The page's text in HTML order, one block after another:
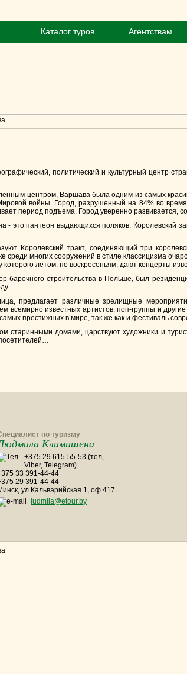
Каталог туров Агентствам
политический и культурный центр
центром, Варшава была одним из самых
войны. Город, разрушенный на 84% во
период подъема. Город уверенно развивается,
- это пантеон выдающихся поляков. Королевский
Королевский тракт, соединяющий три
среди многих сооружений в стиле классицизма
летом, по воскресеньям, дают концерты
барочного строительства в Польше, был
предлагает различные зрелищные
всемирно известных артистов, поп-группы и
престижных в мире, так же как и фестиваль
старинными домами, царствуют художники и
по туризму
Климишена
+375 29 615-55-53 (тел,
Viber, Telegram)
33 391-44-44
29 391-44-44
ул.Кальварийская 1, оф.417
ludmila@etour.by